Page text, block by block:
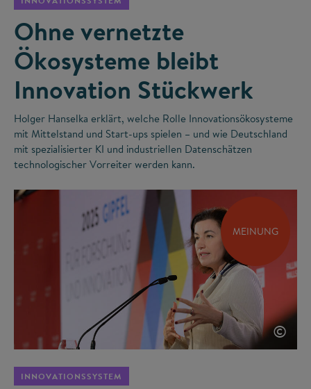
Ohne vernetzte
Ökosysteme bleibt
Innovation Stückwerk
Holger Hanselka erklärt, welche Rolle Innovationsökosysteme
mit Mittelstand und Start-ups spielen – und wie Deutschland
mit spezialisierter KI und industriellen Datenschätzen
technologischer Vorreiter werden kann.
MEINUNG
©
INNOVATIONSSYSTEM